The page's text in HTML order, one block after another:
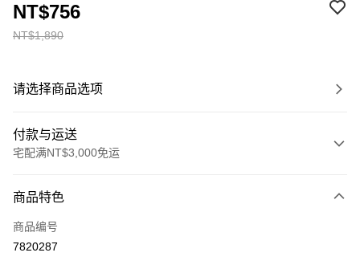
NT$1,890
NT$756
请选择商品选项
付款与运送
宅配满NT$3,000免运
信用卡一次付款
信用卡分期付款
商品特色
商品编号
7820287